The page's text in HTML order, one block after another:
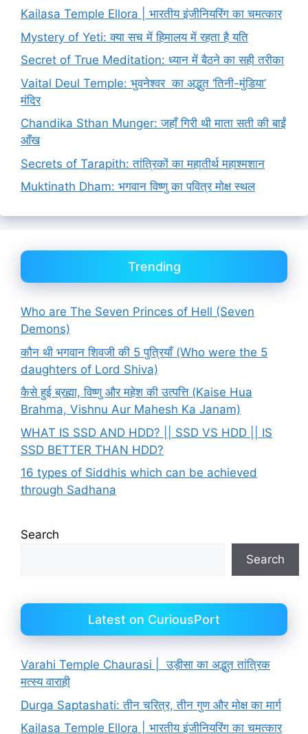
Kailasa Temple Ellora | भारतीय इंजीनियरिंग का चमत्कार
Mystery of Yeti: क्या सच में हिमालय में रहता है यति
Secret of True Meditation: ध्यान में बैठने का सही तरीका
Vaital Deul Temple: भुवनेश्वर का अद्भुत ‘तिनी-मुंडिया’
मंदिर
Chandika Sthan Munger: जहाँ गिरी थी माता सती की बाईं
आँख
Secrets of Tarapith: तांत्रिकों का महातीर्थ महाश्मशान
Muktinath Dham: भगवान विष्णु का पवित्र मोक्ष स्थल
Trending
Who are The Seven Princes of Hell (Seven
Demons)
कौन थी भगवान शिवजी की 5 पुत्रियाँ (Who were the 5
daughters of Lord Shiva)
कैसे हुई ब्रह्मा, विष्णु और महेश की उत्पत्ति (Kaise Hua
Brahma, Vishnu Aur Mahesh Ka Janam)
WHAT IS SSD AND HDD? || SSD VS HDD || IS
SSD BETTER THAN HDD?
16 types of Siddhis which can be achieved
through Sadhana
Search
Search
Latest on CuriousPort
Varahi Temple Chaurasi | उड़ीसा का अद्भुत तांत्रिक
मत्स्य वाराही
Durga Saptashati: तीन चरित्र, तीन गुण और मोक्ष का मार्ग
Kailasa Temple Ellora | भारतीय इंजीनियरिंग का चमत्कार